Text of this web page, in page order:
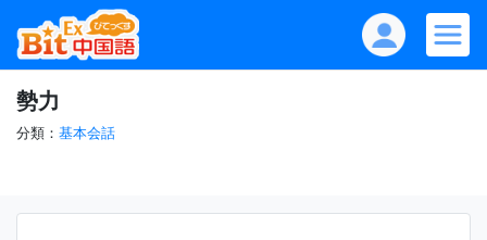
勢力
分類： 基本会話